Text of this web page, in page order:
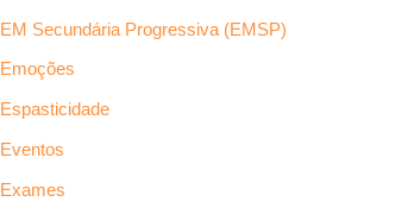
EM Secundária Progressiva (EMSP)
Emoções
Espasticidade
Eventos
Exames